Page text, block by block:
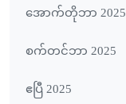
အောက်တိုဘာ 2025
စက်တင်ဘာ 2025
ဧပြီ 2025